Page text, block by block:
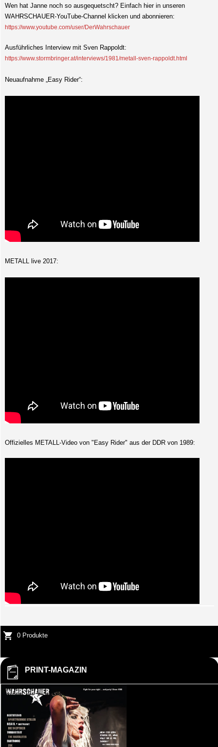
Wen hat Janne noch so ausgequetscht? Einfach hier in unseren
WAHRSCHAUER-YouTube-Channel klicken und abonnieren:
https://www.youtube.com/user/DerWahrschauer
Ausführliches Interview mit Sven Rappoldt:
https://www.stormbringer.at/interviews/1981/metall-sven-rappoldt.html
Neuaufnahme „Easy Rider“:
METALL live 2017:
Offizielles METALL-Video von "Easy Rider" aus der DDR von 1989:
0 Produkte
PRINT-MAGAZIN